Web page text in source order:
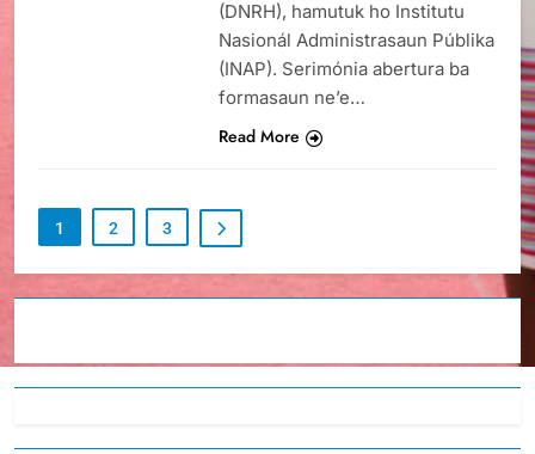
(DNRH), hamutuk ho Institutu
Nasionál Administrasaun Públika
(INAP). Serimónia abertura ba
formasaun ne’e…
Read More
1 2 3